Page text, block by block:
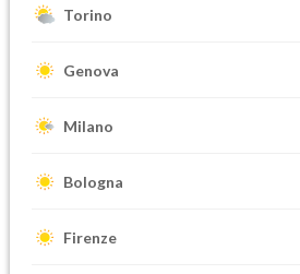
Torino
Genova
Milano
Bologna
Firenze